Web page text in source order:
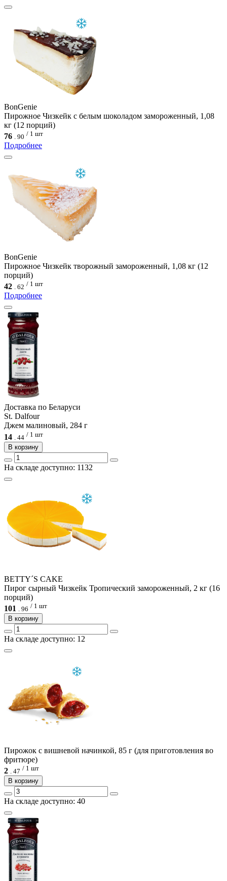
BonGenie
Пирожное Чизкейк с белым шоколадом замороженный, 1,08
кг (12 порций)
76 . 90 / 1 шт
Подробнее
BonGenie
Пирожное Чизкейк творожный замороженный, 1,08 кг (12
порций)
42 . 62 / 1 шт
Подробнее
Доcтавка по Беларуси
St. Dalfour
Джем малиновый, 284 г
14
44 / 1 шт
В корзину
На складе доступно: 1132
BETTY´S CAKE
Пирог сырный Чизкейк Тропический замороженный, 2 кг (16
порций)
101 . 96 / 1 шт
В корзину
На складе доступно: 12
Пирожок с вишневой начинкой, 85 г (для приготовления во
фритюре)
2 . 47 / 1 шт
В корзину
На складе доступно: 40